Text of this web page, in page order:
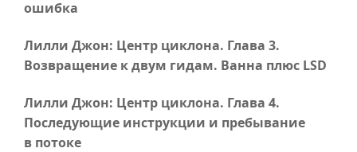
ошибка
Лилли Джон: Центр циклона. Глава 3.
Возвращение к двум гидам. Ванна плюс LSD
Лилли Джон: Центр циклона. Глава 4.
Последующие инструкции и пребывание
в потоке